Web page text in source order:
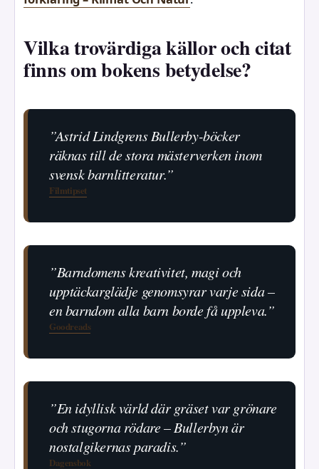
Vilka trovärdiga källor och citat
finns om bokens betydelse?
”Astrid Lindgrens Bullerby-böcker
räknas till de stora mästerverken inom
svensk barnlitteratur.”
Filmtipset
”Barndomens kreativitet, magi och
upptäckarglädje genomsyrar varje sida –
en barndom alla barn borde få uppleva.”
Goodreads
”En idyllisk värld där gräset var grönare
och stugorna rödare – Bullerbyn är
nostalgikernas paradis.”
Dagensbok